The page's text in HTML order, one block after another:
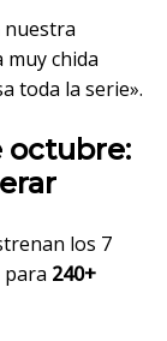
nuestra
muy chida
toda la serie».
octubre:
los 7
para 240+